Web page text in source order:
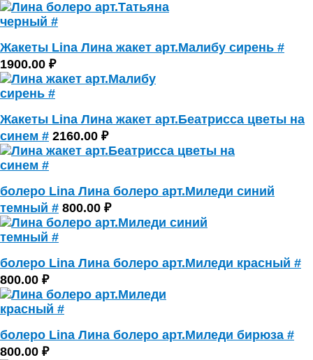
Жакеты Lina Лина жакет арт.Малибу сирень #
1900.00 ₽
Жакеты Lina Лина жакет арт.Беатрисса цветы на
синем # 2160.00 ₽
болеро Lina Лина болеро арт.Миледи синий
темный # 800.00 ₽
болеро Lina Лина болеро арт.Миледи красный #
800.00 ₽
болеро Lina Лина болеро арт.Миледи бирюза #
800.00 ₽